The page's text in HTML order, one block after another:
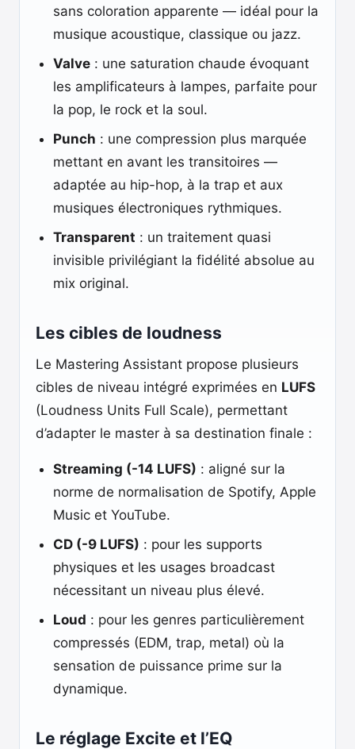
sans coloration apparente — idéal pour la
musique acoustique, classique ou jazz.
Valve : une saturation chaude évoquant
les amplificateurs à lampes, parfaite pour
la pop, le rock et la soul.
Punch : une compression plus marquée
mettant en avant les transitoires —
adaptée au hip-hop, à la trap et aux
musiques électroniques rythmiques.
Transparent : un traitement quasi
invisible privilégiant la fidélité absolue au
mix original.
Les cibles de loudness
Le Mastering Assistant propose plusieurs
cibles de niveau intégré exprimées en LUFS
(Loudness Units Full Scale), permettant
d’adapter le master à sa destination finale :
Streaming (-14 LUFS) : aligné sur la
norme de normalisation de Spotify, Apple
Music et YouTube.
CD (-9 LUFS) : pour les supports
physiques et les usages broadcast
nécessitant un niveau plus élevé.
Loud : pour les genres particulièrement
compressés (EDM, trap, metal) où la
sensation de puissance prime sur la
dynamique.
Le réglage Excite et l’EQ